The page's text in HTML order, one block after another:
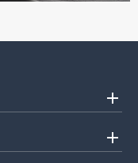
add
add